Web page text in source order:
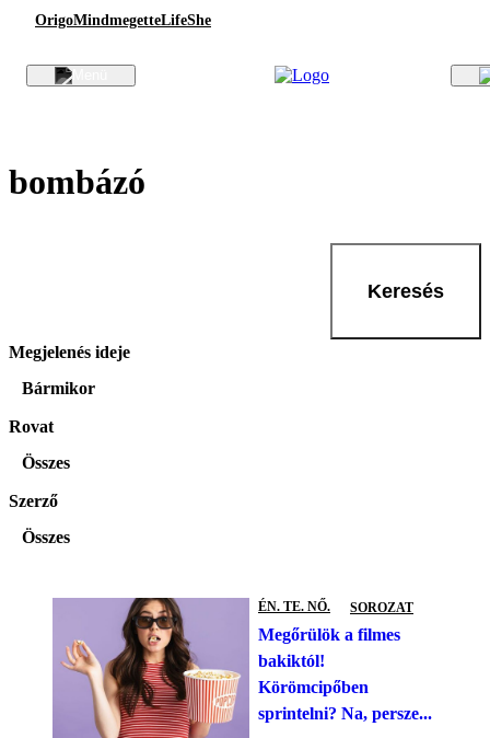
OrigoMindmegetteLifeShe
bombázó
Keresés
Megjelenés ideje
Bármikor
Rovat
Összes
Szerző
Összes
ÉN. TE. NŐ. SOROZAT
Megőrülök a filmes
bakiktól!
Körömcipőben
sprintelni? Na, persze...